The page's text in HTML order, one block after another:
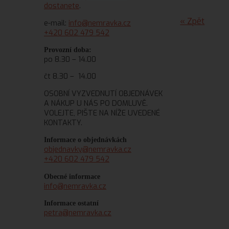
dostanete.
e-mail: info@nemravka.cz
+420 602 479 542
Provozní doba:
po 8.30 – 14.00
čt 8.30 – 14.00
OSOBNÍ VYZVEDNUTÍ OBJEDNÁVEK
A NÁKUP U NÁS PO DOMLUVĚ.
VOLEJTE, PIŠTE NA NÍŽE UVEDENÉ
KONTAKTY.
Informace o objednávkách
objednavky@nemravka.cz
+420 602 479 542
Obecné informace
info@nemravka.cz
Informace ostatní
petra@nemravka.cz
« Zpět